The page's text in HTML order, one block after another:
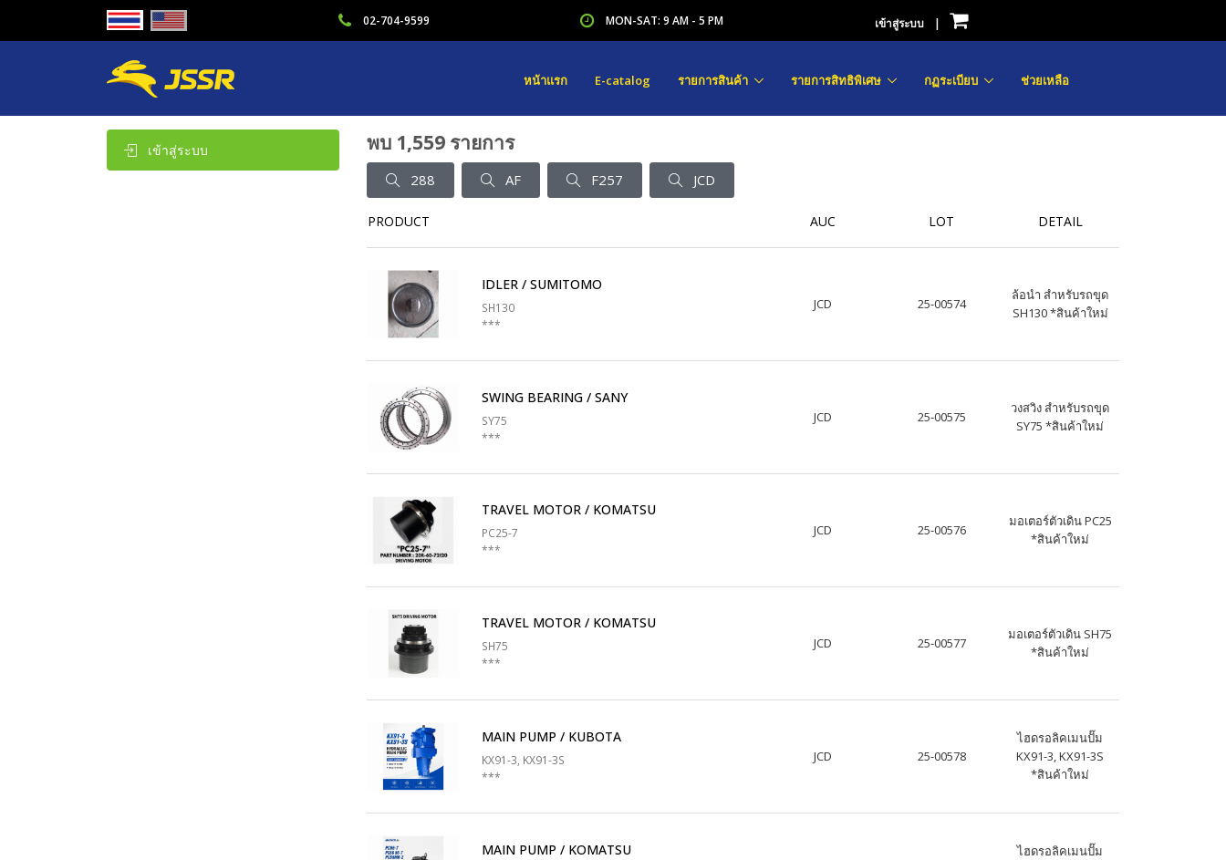
02-704-9599 MON-SAT: 9 AM - 5 PM เข้าสู่ระบบ |
หน้าแรก E-catalog รายการสินค้า รายการสิทธิพิเศษ กฏระเบียบ ช่วยเหลือ
เข้าสู่ระบบ พบ 1,559 รายการ
288 AF F257 JCD
PRODUCT AUC LOT DETAIL
IDLER / SUMITOMO
SH130
***
JCD 25-00574
ล้อนำ สำหรับรถขุด
SH130 *สินค้าใหม่
SWING BEARING / SANY
SY75
***
JCD 25-00575
วงสวิง สำหรับรถขุด
SY75 *สินค้าใหม่
TRAVEL MOTOR / KOMATSU
PC25-7
***
JCD 25-00576
มอเตอร์ตัวเดิน PC25
*สินค้าใหม่
TRAVEL MOTOR / KOMATSU
SH75
***
JCD 25-00577
มอเตอร์ตัวเดิน SH75
*สินค้าใหม่
MAIN PUMP / KUBOTA
KX91-3, KX91-3S
***
JCD 25-00578
ไฮดรอลิคเมนปั๊ม
KX91-3, KX91-3S
*สินค้าใหม่
MAIN PUMP / KOMATSU
ไฮดรอลิคเมนปั๊ม